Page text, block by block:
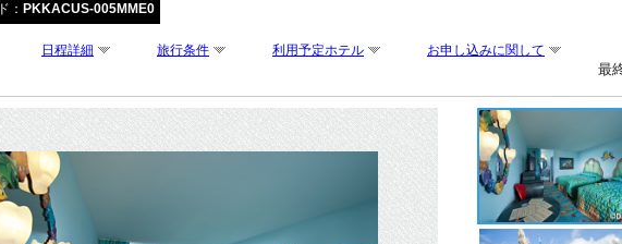
： PKKACUS-005MME0
日程詳細 旅行条件 利用予定ホテル お申し込みに関して
最